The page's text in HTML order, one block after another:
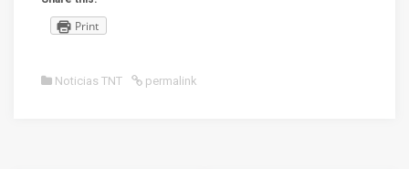
Print
Noticias TNT permalink